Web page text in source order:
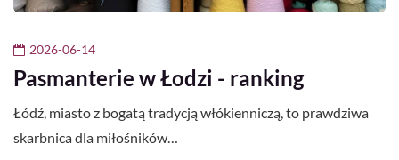
2026-06-14
Pasmanterie w Łodzi - ranking
Łódź, miasto z bogatą tradycją włókienniczą, to prawdziwa
skarbnica dla miłośników…